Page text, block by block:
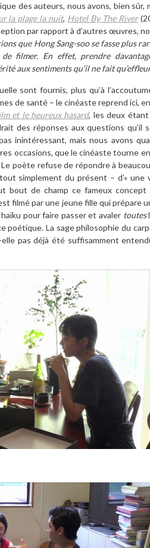
des auteurs, nous avons, bien sûr,
la plage la nuit, Hotel By The River
par rapport à d’autres œuvres,
que Hong Sang-soo se fasse plus
filmer. En effet, prendre
aux sentiments qu’il ne fait
sont fournis, plus qu’à
de santé – le cinéaste reprend ici,
et le heureux hasard, les deux
des réponses aux questions qu’il
inintéressant, mais nous avons
occasions, que le cinéaste tourne
poète refuse de répondre à
simplement du présent – d’« une
bout de champ ce fameux concept
filmé par une jeune fille qui prépare
pour faire passer et avaler toutes
poétique. La sage philosophie du
pas déjà été suffisamment